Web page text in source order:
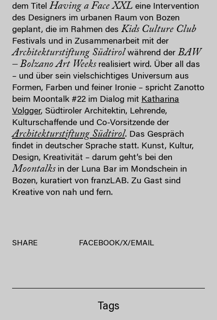
dem Titel Having a Face XXL eine Intervention
des Designers im urbanen Raum von Bozen
geplant, die im Rahmen des Kids Culture Club
Festivals und in Zusammenarbeit mit der
Architekturstiftung Südtirol während der BAW
– Bolzano Art Weeks realisiert wird. Über all das
– und über sein vielschichtiges Universum aus
Formen, Farben und feiner Ironie – spricht Zanotto
beim Moontalk #22 im Dialog mit Katharina
Volgger, Südtiroler Architektin, Lehrende,
Kulturschaffende und Co-Vorsitzende der
Architekturstiftung Südtirol. Das Gespräch
findet in deutscher Sprache statt. Kunst, Kultur,
Design, Kreativität – darum geht’s bei den
Moontalksin der Luna Bar im Mondschein in
Bozen, kuratiert von franzLAB. Zu Gast sind
Kreative von nah und fern.
SHARE FACEBOOK/X/ EMAIL
Tags